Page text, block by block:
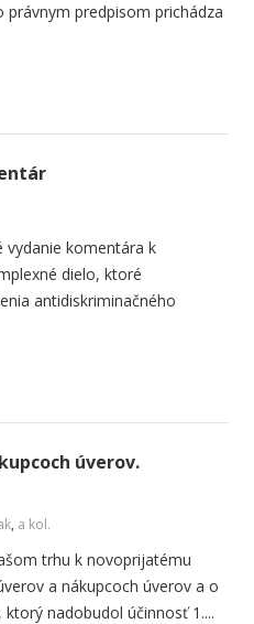
predpisom prichádza
vydanie komentára k
dielo, ktoré
antidiskriminačného
úverov.
, a kol.
trhu k novoprijatému
a nákupcoch úverov a o
nadobudol účinnosť 1....